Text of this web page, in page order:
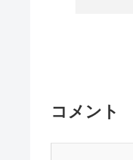
コメント